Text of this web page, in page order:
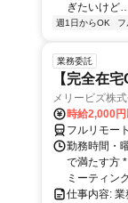
ぎたいけど
週1日からOK フ
業務委託
【完全在
メリービズ株
時給2,000
フルリモート
勤務時間・
で満たす方
ミーティン
仕事内容: